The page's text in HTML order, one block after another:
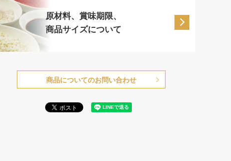
原材料、賞味期限、
商品サイズについて
商品についてのお問い合わせ